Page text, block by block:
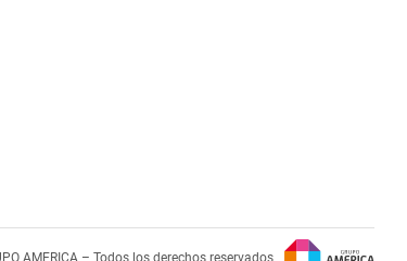
AMERICA – Todos los derechos reservados